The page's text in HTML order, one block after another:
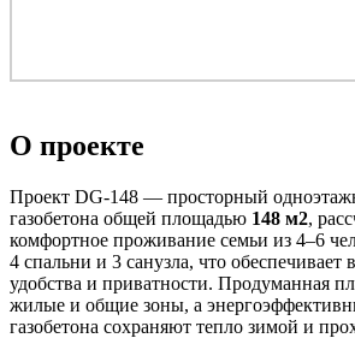
О проекте
Проект DG-148 — просторный
газобетона общей площадью 148 м2,
комфортное проживание семьи из 4–6
4 спальни и 3 санузла, что обеспечивает
удобства и приватности. Продуманная
жилые и общие зоны, а
газобетона сохраняют тепло зимой и